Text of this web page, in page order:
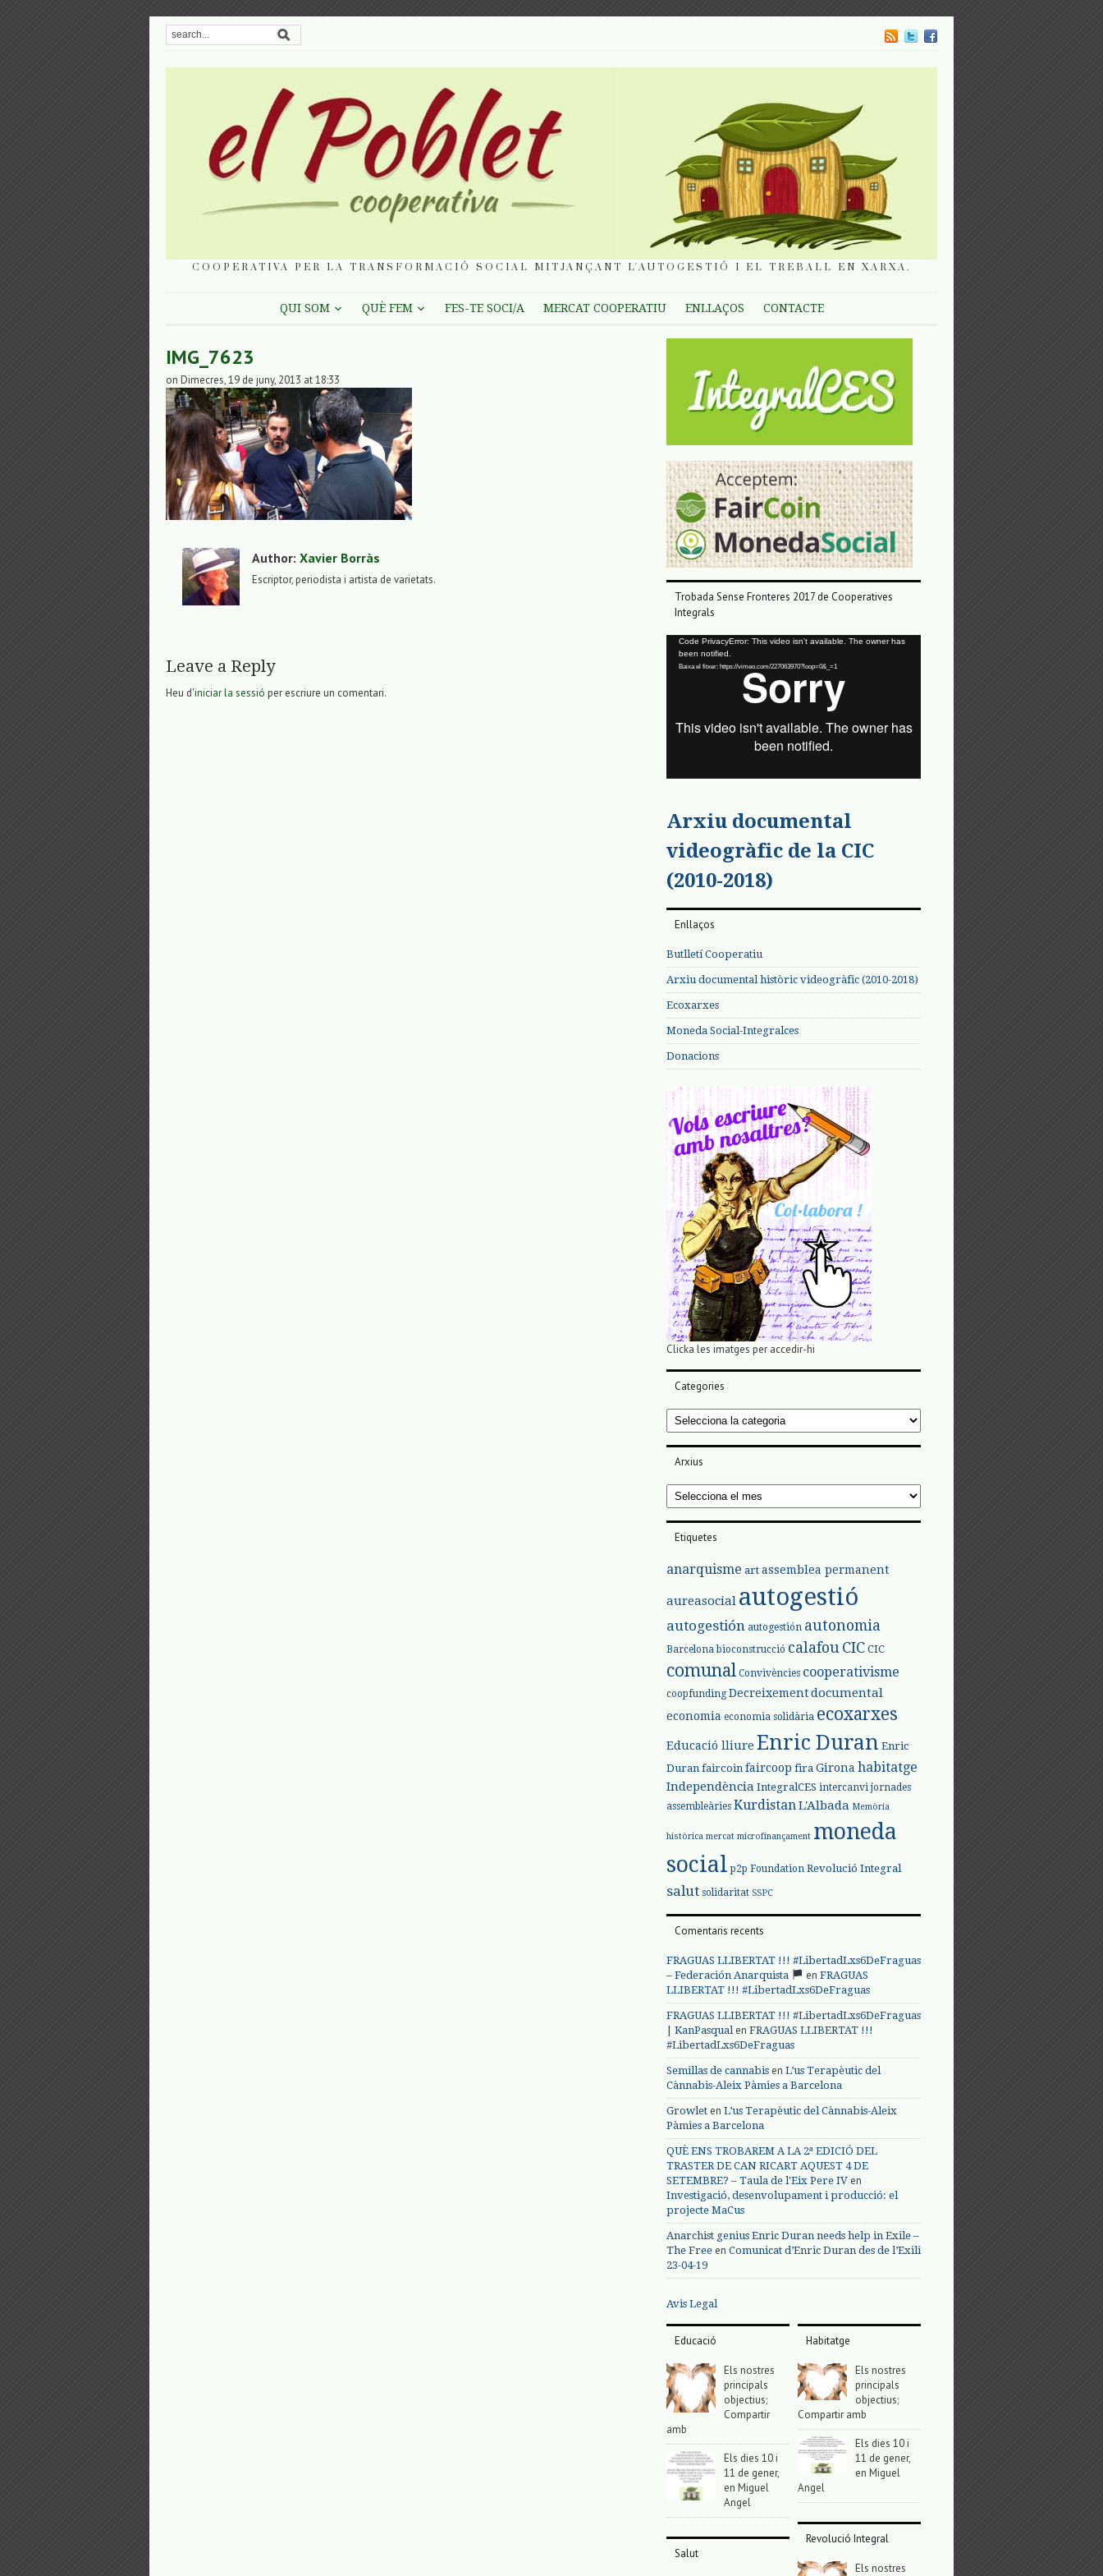
COOPERATIVA PER LA TRANSFORMACIÓ SOCIAL MITJANÇANT L'AUTOGESTIÓ I EL TREBALL EN XARXA.
QUI SOM QUÈ FEM FES-TE SOCI/A MERCAT COOPERATIU ENLLAÇOS CONTACTE
IMG_7623
on Dimecres, 19 de juny, 2013 at 18:33
Author: Xavier Borràs
Escriptor, periodista i artista de varietats.
Leave a Reply
Heu d'iniciar la sessió per escriure un comentari.
Trobada Sense Fronteres 2017 de Cooperatives
Integrals
Reproductor
vídeo
Code PrivacyError: This video isn't available. The owner has
been notified.
Baixa el fitxer: https://vimeo.com/227063970?loop=0&_=1
Arxiu documental
videogràfic de la CIC
(2010-2018)
Enllaços
Butlletí Cooperatiu
Arxiu documental històric videogràfic (2010-2018)
Ecoxarxes
Moneda Social-Integralces
Donacions
Clicka les imatges per accedir-hi
Categories
Categories
Arxius
Arxius
Etiquetes
anarquisme art assemblea permanent
aureasocial autogestió
autogestión autogestión autonomia
Barcelona bioconstrucció calafou CIC CIC
comunal Convivències cooperativisme
coopfunding Decreixementdocumental
economia economia solidària ecoxarxes
Educació lliure Enric Duran Enric
Duran faircoin faircoop fira Girona habitatge
Independència IntegralCES intercanvi jornades
assembleàries Kurdistan L'Albada Memòria
històrica mercat microfinançament moneda
social p2p Foundation Revolució Integral
salut solidaritat SSPC
Comentaris recents
FRAGUAS LLIBERTAT !!! #LibertadLxs6DeFraguas
– Federación Anarquista
en FRAGUAS
LLIBERTAT !!! #LibertadLxs6DeFraguas
FRAGUAS LLIBERTAT !!! #LibertadLxs6DeFraguas
| KanPasqualen FRAGUAS LLIBERTAT !!!
#LibertadLxs6DeFraguas
Semillas de cannabis en L’us Terapèutic del
Cànnabis-Aleix Pàmies a Barcelona
Growlet en L’us Terapèutic del Cànnabis-Aleix
Pàmies a Barcelona
QUÈ ENS TROBAREM A LA 2ª EDICIÓ DEL
TRASTER DE CAN RICART AQUEST 4 DE
SETEMBRE? – Taula de l'Eix Pere IV en
Investigació, desenvolupament i producció: el
projecte MaCus
Anarchist genius Enric Duran needs help in Exile –
The Free en Comunicat d’Enric Duran des de l’Exili
23-04-19
Avis Legal
Educació
Els nostres
principals
objectius;
Compartir
amb
Els dies 10 i
11 de gener,
en Miguel
Angel
Salut
Habitatge
Els nostres
principals
objectius;
Compartir amb
Els dies 10 i
11 de gener,
en Miguel
Angel
Revolució Integral
Els nostres